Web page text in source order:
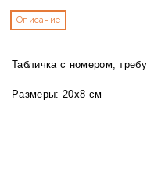
Описание
Табличка с номером,
Размеры: 20х8 см